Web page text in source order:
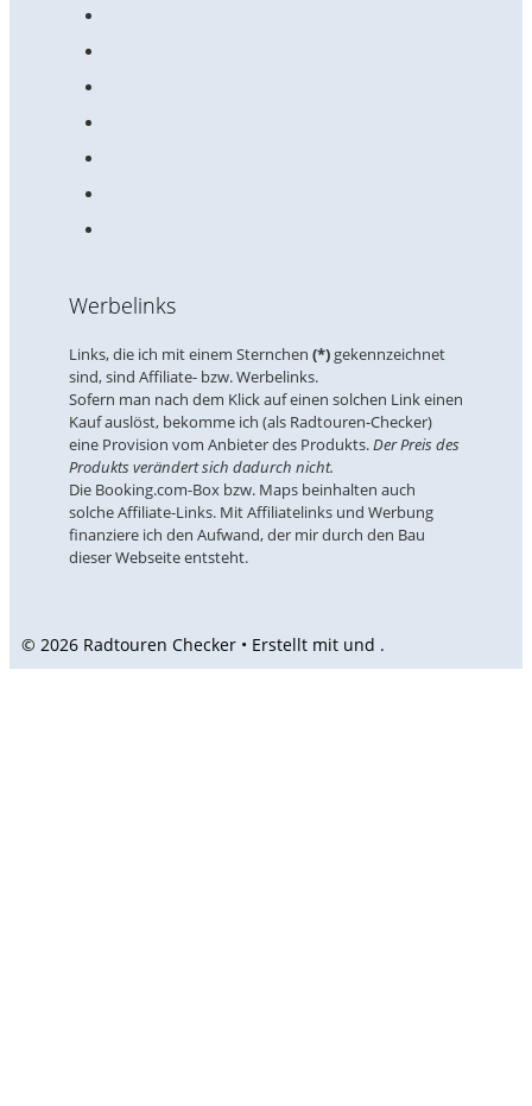
Werbelinks
Links, die ich mit einem Sternchen (*)gekennzeichnet
sind, sind Affiliate- bzw. Werbelinks.
Sofern man nach dem Klick auf einen solchen Link einen
Kauf auslöst, bekomme ich (als Radtouren-Checker)
eine Provision vom Anbieter des Produkts.Der Preis des
Produkts verändert sich dadurch nicht.
Die Booking.com-Box bzw. Maps beinhalten auch
solche Affiliate-Links. Mit Affiliatelinks und Werbung
finanziere ich den Aufwand, der mir durch den Bau
dieser Webseite entsteht.
© 2026 Radtouren Checker • Erstellt mit und .